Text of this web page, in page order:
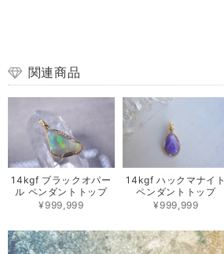
関連商品
14kgf ブラックオパー
ル ペンダントトップ
¥999,999
14kgf ハックマナイト
ペンダントトップ
¥999,999